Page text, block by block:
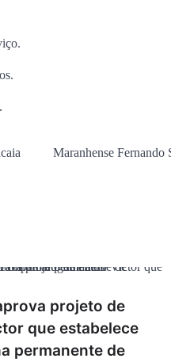
Maranhense Fernando
projeto de
que estabelece
permanente de